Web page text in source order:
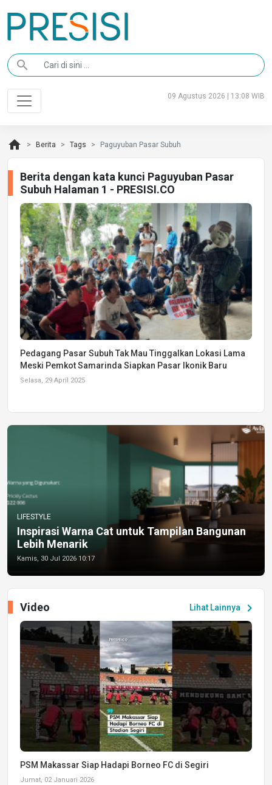
search
09 Agustus 2026 | 13:08 WIB
home Berita Tags Paguyuban Pasar Subuh
Berita dengan kata kunci Paguyuban Pasar
Subuh Halaman 1 - PRESISI.CO
Pedagang Pasar Subuh Tak Mau Tinggalkan Lokasi Lama
Meski Pemkot Samarinda Siapkan Pasar Ikonik Baru
Selasa, 29 April 2025
LIFESTYLE
Inspirasi Warna Cat untuk Tampilan Bangunan
Lebih Menarik
Kamis, 30 Jul 2026 10:17
Lihat Lainnya chevron_right
Video
PSM Makassar Siap Hadapi Borneo FC di Segiri
Jumat, 02 Januari 2026